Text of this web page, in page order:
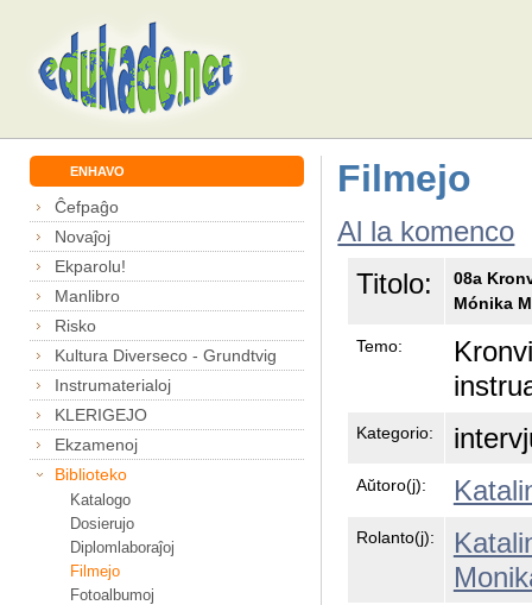
ENHAVO
Ĉefpaĝo
Novaĵoj
Ekparolu!
Manlibro
Risko
Kultura Diverseco - Grundtvig
Instrumaterialoj
KLERIGEJO
Ekzamenoj
Biblioteko
Katalogo
Dosierujo
Diplomlaboraĵoj
Filmejo
Fotoalbumoj
Filmejo
Al la komenco
Titolo:
08a
Mónika
Temo:
Kategorio:
Aŭtoro(j):
Rolanto(j):